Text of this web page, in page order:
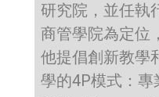
研究院，並任執
商管學院為定位
他提倡創新教學
學的4P模式：專